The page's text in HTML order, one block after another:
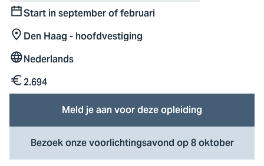
StartStart in september of februari
Locatie
Den Haag - hoofdvestiging
TaalNederlands
Kosten
2.694
Meld je aan voor deze opleiding
Bezoek onze voorlichtingsavond op 8 oktober